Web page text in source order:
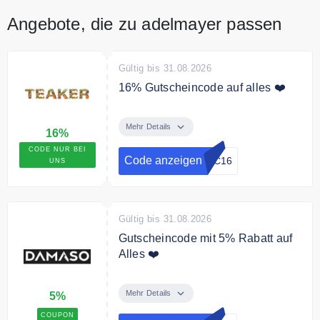
Angebote, die zu adelmayer passen
16%
CODE NUR BEI
UNS
Gültig bis 31.08.2026
16% Gutscheincode auf alles ❤️
exklusiven Gutschein 16% Rabatt
auf das ganze Sortiment
Mehr Details
Code anzeigen GC16
5%
COUPON
Gültig bis 31.08.2026
Gutscheincode mit 5% Rabatt auf
Alles ❤️
Shoppe im Store, gebe den
Gutscheincode ein und spare10 %
Mehr Details